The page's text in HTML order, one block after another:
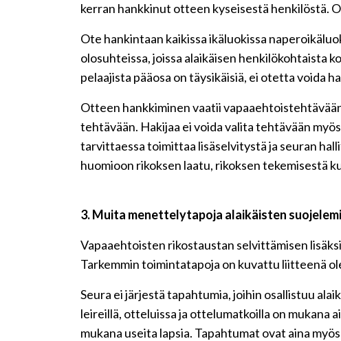
kerran hankkinut otteen kyseisestä henkilöstä.
Ote hankintaan kaikissa ikäluokissa
olosuhteissa, joissa alaikäisen henkilökohtaista
pelaajista pääosa on täysikäisiä, ei otetta voida
Otteen hankkiminen vaatii
tehtävään. Hakijaa ei voida valita tehtävään
tarvittaessa toimittaa lisäselvitystä ja seuran
huomioon rikoksen laatu, rikoksen tekemisestä
3. Muita menettelytapoja alaikäisten
Vapaaehtoisten rikostaustan selvittämisen
Tarkemmin toimintatapoja on kuvattu liitteenä
Seura ei järjestä tapahtumia, joihin osallistuu
leireillä, otteluissa ja ottelumatkoilla on mukana
mukana useita lapsia. Tapahtumat ovat aina